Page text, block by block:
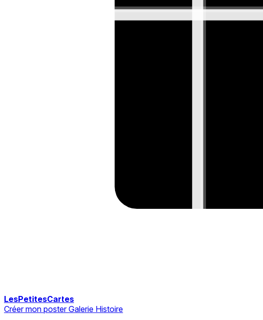
LesPetitesCartes
Créer mon posterGalerie Histoire